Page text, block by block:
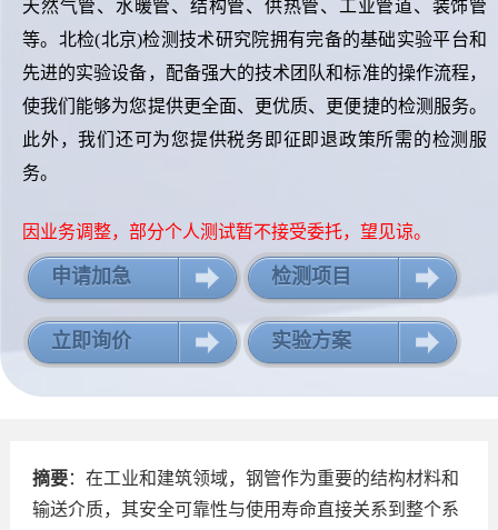
天然气管、水暖管、结构管、供热管、工业管道、装饰管
等。北检(北京)检测技术研究院拥有完备的基础实验平台和
先进的实验设备，配备强大的技术团队和标准的操作流程，
使我们能够为您提供更全面、更优质、更便捷的检测服务。
此外，我们还可为您提供税务即征即退政策所需的检测服
务。
因业务调整，部分个人测试暂不接受委托，望见谅。
申请加急 检测项目
立即询价 实验方案
摘要：在工业和建筑领域，钢管作为重要的结构材料和
输送介质，其安全可靠性与使用寿命直接关系到整个系